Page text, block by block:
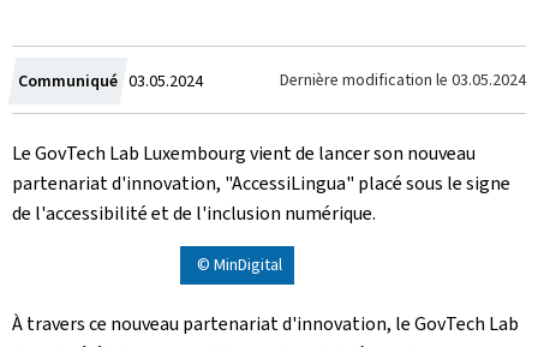
Communiqué Crée
le
03.05.2024 Dernière modification le 03.05.2024
Le GovTech Lab Luxembourg vient de lancer son nouveau
partenariat d'innovation, "AccessiLingua" placé sous le signe
de l'accessibilité et de l'inclusion numérique.
© MinDigital
À travers ce nouveau partenariat d'innovation, le GovTech Lab